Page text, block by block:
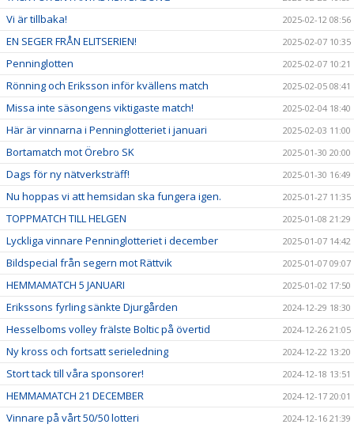
Vi är tillbaka! 2025-02-12 08:56
EN SEGER FRÅN ELITSERIEN! 2025-02-07 10:35
Penninglotten 2025-02-07 10:21
Rönning och Eriksson inför kvällens match 2025-02-05 08:41
Missa inte säsongens viktigaste match! 2025-02-04 18:40
Här är vinnarna i Penninglotteriet i januari 2025-02-03 11:00
Bortamatch mot Örebro SK 2025-01-30 20:00
Dags för ny nätverksträff! 2025-01-30 16:49
Nu hoppas vi att hemsidan ska fungera igen. 2025-01-27 11:35
TOPPMATCH TILL HELGEN 2025-01-08 21:29
Lyckliga vinnare Penninglotteriet i december 2025-01-07 14:42
Bildspecial från segern mot Rättvik 2025-01-07 09:07
HEMMAMATCH 5 JANUARI 2025-01-02 17:50
Erikssons fyrling sänkte Djurgården 2024-12-29 18:30
Hesselboms volley frälste Boltic på övertid 2024-12-26 21:05
Ny kross och fortsatt serieledning 2024-12-22 13:20
Stort tack till våra sponsorer! 2024-12-18 13:51
HEMMAMATCH 21 DECEMBER 2024-12-17 20:01
Vinnare på vårt 50/50 lotteri 2024-12-16 21:39